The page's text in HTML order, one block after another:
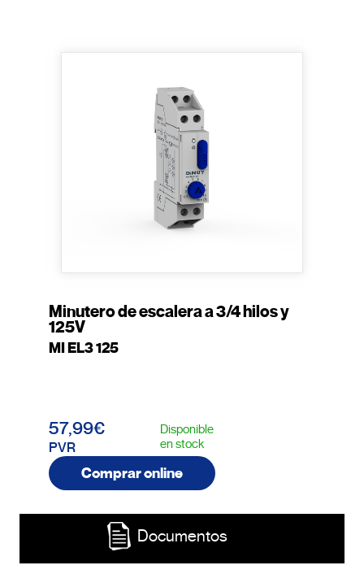
Minutero de escalera a 3/4 hilos y
125V
MI EL3 125
57,99€
PVR
Disponible
en stock
Comprar online
Documentos